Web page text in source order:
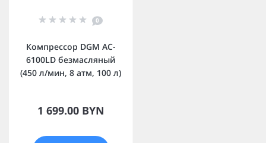
0
Компрессор DGM AC-
6100LD безмасляный
(450 л/мин, 8 атм, 100 л)
1 699.00 BYN